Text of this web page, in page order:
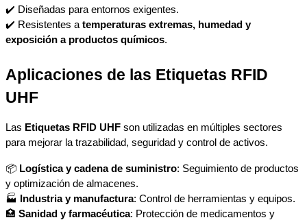
✔️ Diseñadas para entornos exigentes.
✔️ Resistentes a temperaturas extremas, humedad y
exposición a productos químicos.
Aplicaciones de las Etiquetas RFID
UHF
Las Etiquetas RFID UHF son utilizadas en múltiples sectores
para mejorar la trazabilidad, seguridad y control de activos.
📦 Logística y cadena de suministro: Seguimiento de productos
y optimización de almacenes.
🏭
Industria y manufactura: Control de herramientas y equipos.
🏥 Sanidad y farmacéutica: Protección de medicamentos y